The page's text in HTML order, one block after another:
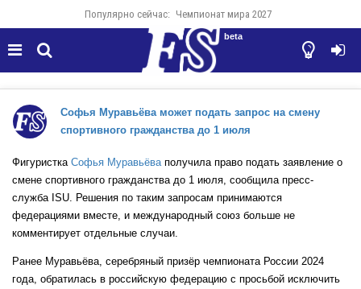
Популярно сейчас: Чемпионат мира 2027
  

beta
Софья Муравьёва может подать запрос на смену
спортивного гражданства до 1 июля
Фигуристка Софья Муравьёваполучила право подать заявление о
смене спортивного гражданства до 1 июля, сообщила пресс-
служба ISU. Решения по таким запросам принимаются
федерациями вместе, и международный союз больше не
комментирует отдельные случаи.
Ранее Муравьёва, серебряный призёр чемпионата России 2024
года, обратилась в российскую федерацию с просьбой исключить